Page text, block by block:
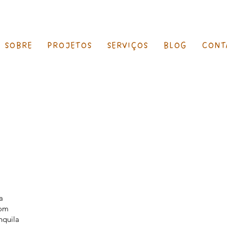
SOBRE PROJETOS SERVIÇOS BLOG